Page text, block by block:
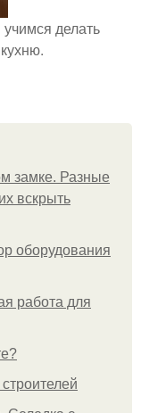
делать
замке. Разные
вскрыть
оборудования
работа для